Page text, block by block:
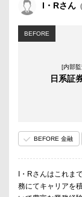
I・Rさん
BEFORE
[内部監
日系証
BEFORE 金融
I・Rさんはこれま
務にてキャリアを